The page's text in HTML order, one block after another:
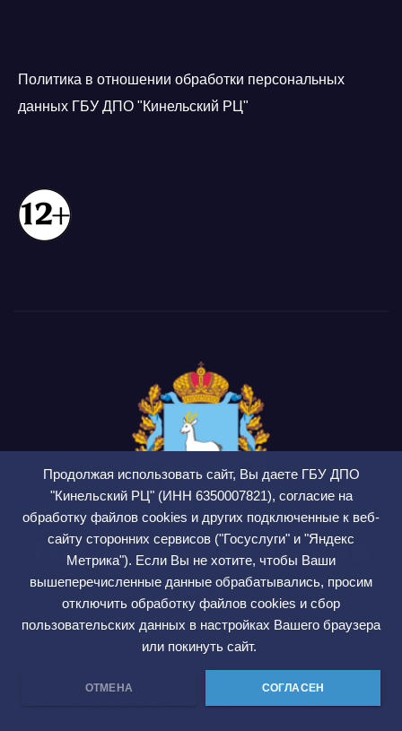
Продолжая использовать сайт, Вы даете ГБУ ДПО
"Кинельский РЦ" (ИНН 6350007821), согласие на
обработку файлов cookies и других подключенные к веб-
сайту сторонних сервисов ("Госуслуги" и "Яндекс
Метрика"). Если Вы не хотите, чтобы Ваши
вышеперечисленные данные обрабатывались, просим
отключить обработку файлов cookies и сбор
пользовательских данных в настройках Вашего браузера
или покинуть сайт.
ОТМЕНА СОГЛАСЕН
Политика в отношении обработки персональных
данных ГБУ ДПО "Кинельский РЦ"
ГБУ ДПО Кинельский
РЦ
СМИ ЭЛ № ФС 77 — 75564
Тема: Newsup, авторThemeansar